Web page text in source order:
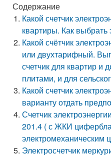
Содержание
Какой счетчик
квартиры. Как выбрать
Какой счётчик
или двухтарифный.
счетчик для квартир и
плитами, и для
Какой счетчик
варианту отдать
Счетчик
201.4 ( с ЖКИ
электромеханическим
Электросчетчик